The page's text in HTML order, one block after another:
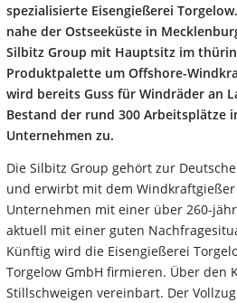
spezialisierte Eisengießerei
nahe der Ostseeküste in
Silbitz Group mit Hauptsitz im
Produktpalette um Offshore-
wird bereits Guss für Windräder an
Bestand der rund 300 Arbeitsplätze
Unternehmen zu.
Die Silbitz Group gehört zur
und erwirbt mit dem Windkraftgießer
Unternehmen mit einer über 260-
aktuell mit einer guten
Künftig wird die Eisengießerei
Torgelow GmbH firmieren. Über den
Stillschweigen vereinbart. Der